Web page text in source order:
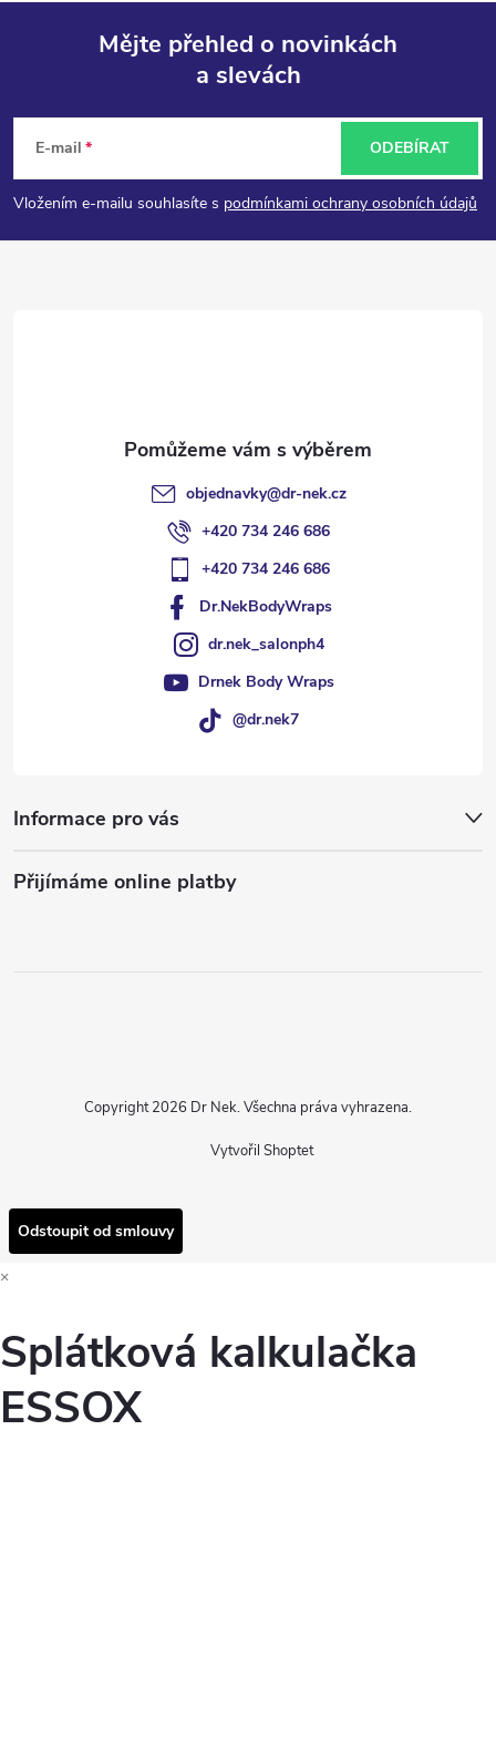
p
a
Mějte přehled o novinkách
a slevách
E-mail
Vložením e-mailu souhlasíte s podmínkami ochrany osobních údajů
ODEBÍRAT
objednavky@dr-nek.cz
+420 734 246 686
+420 734 246 686
Dr.NekBodyWraps
dr.nek_salonph4
Drnek Body Wraps
@dr.nek7
Informace pro vás
Přijímáme online platby
Vytvořil Shoptet
Copyright 2026 Dr Nek. Všechna práva vyhrazena.
Odstoupit od smlouvy
×
Splátková kalkulačka
ESSOX